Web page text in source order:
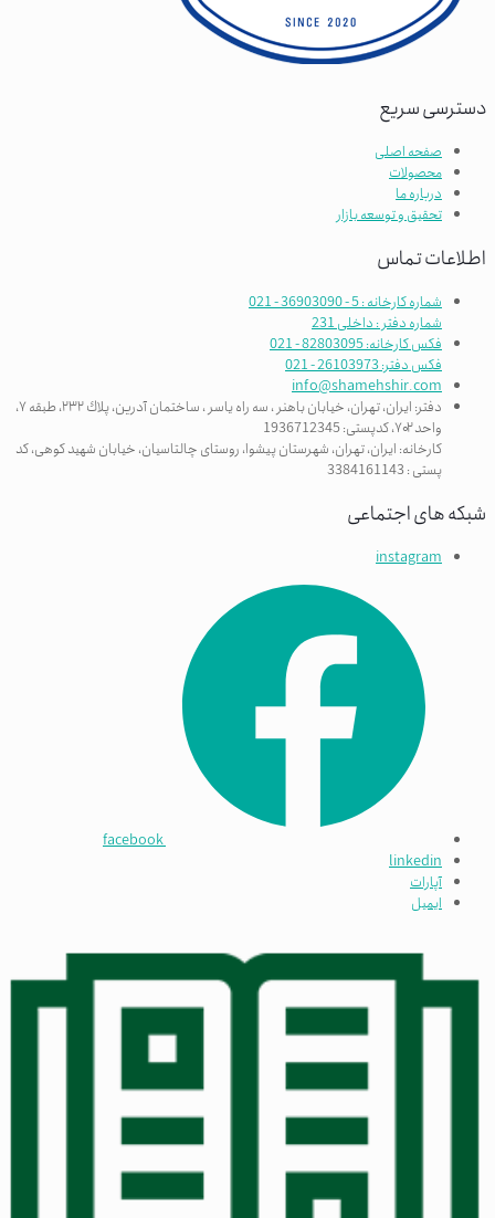
دسترسی سریع
صفحه اصلی
محصولات
درباره ما
تحقیق و توسعه بازار
اطلاعات تماس
شماره کارخانه : 5 - 36903090 - 021
شماره دفتر : داخلی 231
فکس کارخانه: 82803095 - 021
فکس دفتر: 26103973 - 021
info@shamehshir.com
دفتر: ایران، تهران، خیابان باهنر ، سه راه ياسر ، ساختمان آدرین، پلاك ٢٣٢، طبقه ٧،
واحد ۷۰۲، کدپستی: 1936712345
کارخانه: ایران، تهران، شهرستان پیشوا، روستای چالتاسیان، خیابان شهید کوهی، کد
پستی : 3384161143
شبکه های اجتماعی
instagram
facebook
linkedin
آپارات
ایمیل